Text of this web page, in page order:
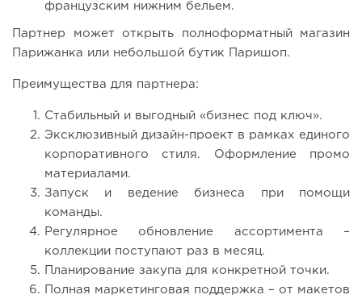
французским нижним бельем.
Партнер может открыть полноформатный магазин
Парижанка или небольшой бутик Паришоп.
Преимущества для партнера:
Стабильный и выгодный «бизнес под ключ».
Эксклюзивный дизайн-проект в рамках единого
корпоративного стиля. Оформление промо
материалами.
Запуск и ведение бизнеса при помощи
команды.
Регулярное обновление ассортимента –
коллекции поступают раз в месяц.
Планирование закупа для конкретной точки.
Полная маркетинговая поддержка – от макетов